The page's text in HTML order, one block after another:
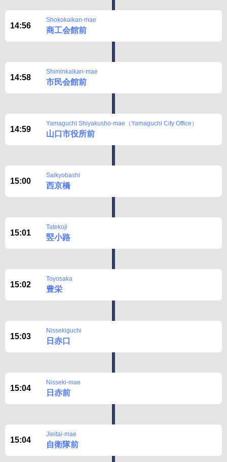
14:56
Shokokaikan-mae
商工会館前
14:58
Shiminkaikan-mae
市民会館前
14:59
Yamaguchi Shiyakusho-mae（Yamaguchi City Office）
山口市役所前
15:00
Saikyobashi
西京橋
15:01
Tatekoji
竪小路
15:02
Toyosaka
豊栄
15:03
Nissekiguchi
日赤口
15:04
Nisseki-mae
日赤前
15:04
Jieitai-mae
自衛隊前